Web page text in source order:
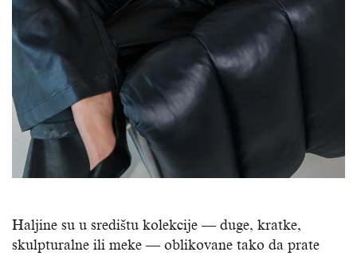
Haljine su u središtu kolekcije — duge, kratke,
skulpturalne ili meke — oblikovane tako da prate